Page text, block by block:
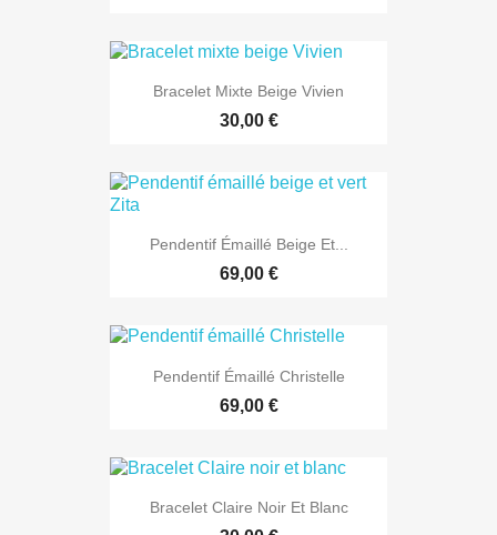
Bracelet Mixte Beige Vivien
30,00 €
Pendentif Émaillé Beige Et...
69,00 €
Pendentif Émaillé Christelle
69,00 €
Bracelet Claire Noir Et Blanc